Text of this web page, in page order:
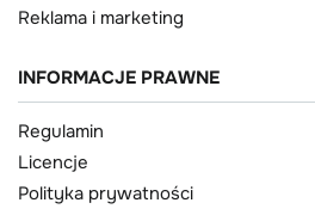
Reklama i marketing
INFORMACJE PRAWNE
Regulamin
Licencje
Polityka prywatności